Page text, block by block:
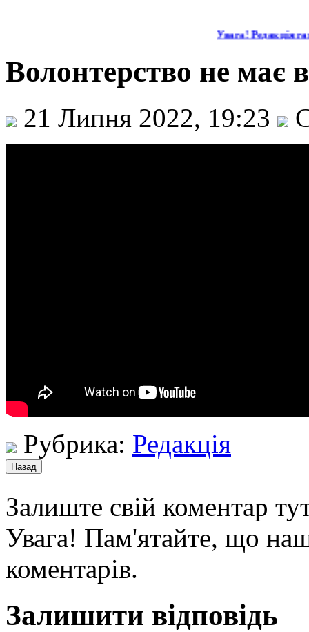
Увага! Редакція
Волонтерство не має
21 Липня 2022, 19:23
Рубрика: Редакція
Залиште свій коментар
Увага! Пам'ятайте, що
коментарів.
Залишити відповідь